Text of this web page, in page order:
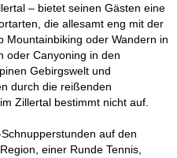
– bietet seinen Gästen eine
die allesamt eng mit der
Mountainbiking oder Wandern in
oder Canyoning in den
Gebirgswelt und
durch die reißenden
Zillertal bestimmt nicht auf.
auf den
einer Runde Tennis,